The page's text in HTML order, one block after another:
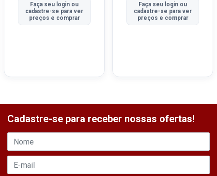
Faça seu login ou
cadastre-se para ver
preços e comprar
Faça seu login ou
cadastre-se para ver
preços e comprar
Cadastre-se para receber nossas ofertas!